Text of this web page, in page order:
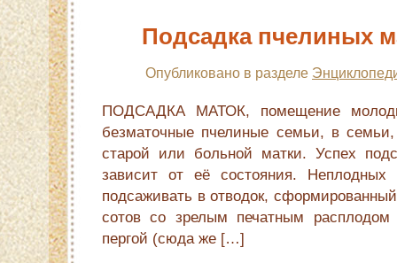
Подсадка пчелиных
Опубликовано в разделе
ПОДСАДКА МАТОК, помещение
безматочные пчелиные семьи, в
старой или больной матки. Успех
зависит от её состояния. Неплодных
подсаживать в отводок,
сотов со зрелым печатным
пергой (сюда же […]